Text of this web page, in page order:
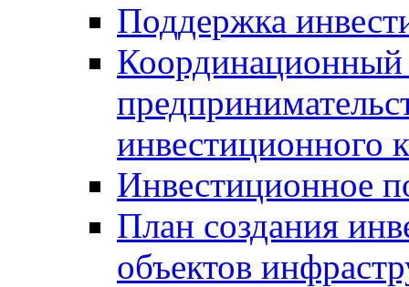
Поддержка
Координационный
инвестиционного
Инвестиционное
План создания
объектов